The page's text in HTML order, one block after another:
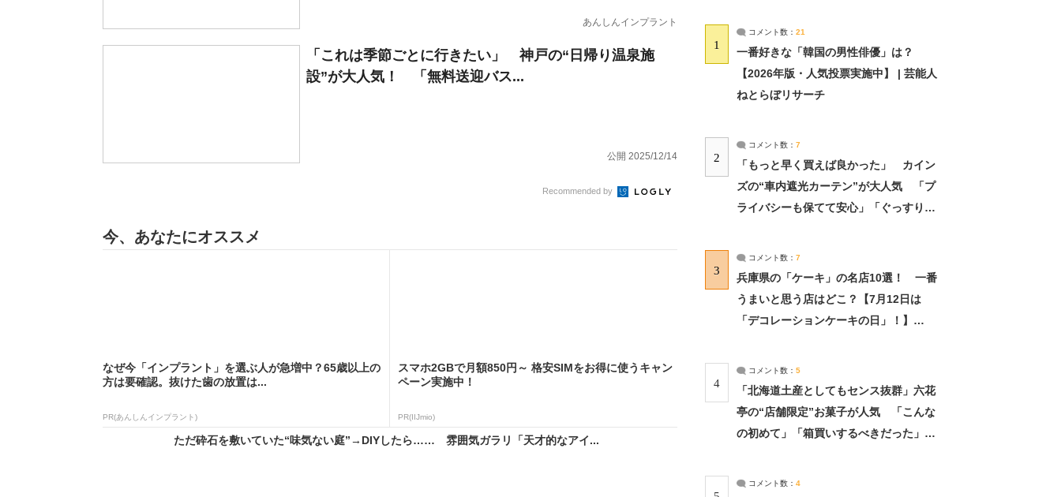
あんしんインプラント
「これは季節ごとに行きたい」 神戸の“日帰り温泉施
設”が大人気！ 「無料送迎バス...
公開 2025/12/14
Recommended by
今、あなたにオススメ
なぜ今「インプラント」を選ぶ人が急増中？65歳以上の
方は要確認。抜けた歯の放置は...
PR(あんしんインプラント)
スマホ2GBで月額850円～ 格安SIMをお得に使うキャン
ペーン実施中！
PR(IIJmio)
ただ砕石を敷いていた“味気ない庭”→DIYしたら…… 雰囲気ガラリ「天才的なアイ...
1
コメント数： 21
一番好きな「韓国の男性俳優」は？
【2026年版・人気投票実施中】 | 芸能人
ねとらぼリサーチ
2
コメント数： 7
「もっと早く買えば良かった」 カイン
ズの“車内遮光カーテン”が大人気 「プ
ライバシーも保てて安心」「ぐっすり眠
3
コメント数： 7
兵庫県の「ケーキ」の名店10選！ 一番
うまいと思う店はどこ？【7月12日は
「デコレーションケーキの日」！】
4
コメント数： 5
「北海道土産としてもセンス抜群」六花
亭の“店舗限定”お菓子が人気 「こんな
の初めて」「箱買いするべきだった」
コメント数： 4